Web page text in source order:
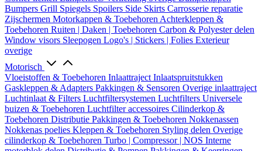
Bumpers Grill Spiegels Spoilers Side Skirts Carrosserie reparatie
Zijschermen Motorkappen & Toebehoren Achterkleppen &
Toebehoren Ruiten | Daken | Toebehoren Carbon & Polyester delen
Window visors Sleepogen Logo's | Stickers | Folies Exterieur
overige
Motorisch
Vloeistoffen & Toebehoren Inlaattraject Inlaatspruitstukken
Gaskleppen & Adapters Pakkingen & Sensoren Overige inlaattraject
Luchtinlaat & Filters Luchtfiltersystemen Luchtfilters Universele
buizen & Toebehoren Luchtfilter accessoires Cilinderkop &
Toebehoren Distributie Pakkingen & Toebehoren Nokkenassen
Nokkenas poelies Kleppen & Toebehoren Styling delen Overige
cilinderkop & Toebehoren Turbo | Compressor | NOS Interne